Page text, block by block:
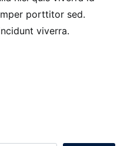
porttitor sed.
viverra.